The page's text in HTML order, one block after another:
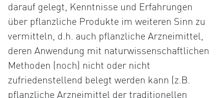
darauf gelegt, Kenntnisse und Erfahrungen
über pflanzliche Produkte im weiteren Sinn zu
vermitteln, d.h. auch pflanzliche Arzneimittel,
deren Anwendung mit naturwissenschaftlichen
Methoden (noch) nicht oder nicht
zufriedenstellend belegt werden kann (z.B.
pflanzliche Arzneimittel der traditionellen